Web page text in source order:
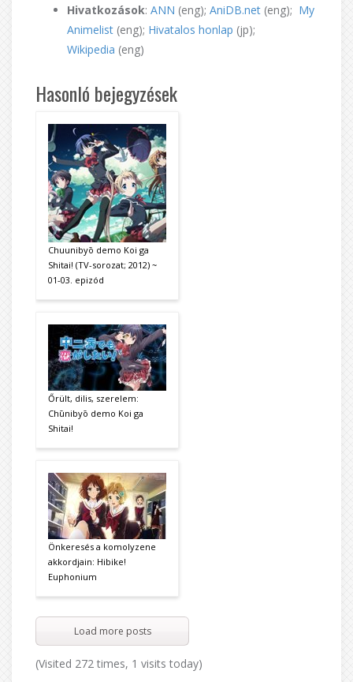
Hivatkozások: ANN (eng); AniDB.net (eng); My
Animelist (eng); Hivatalos honlap (jp);
Wikipedia (eng)
Hasonló bejegyzések
Chuunibyō demo Koi ga
Shitai! (TV-sorozat; 2012) ~
01-03. epizód
Őrült, dilis, szerelem:
Chūnibyō demo Koi ga
Shitai!
Önkeresés a komolyzene
akkordjain: Hibike!
Euphonium
Load more posts
(Visited 272 times, 1 visits today)